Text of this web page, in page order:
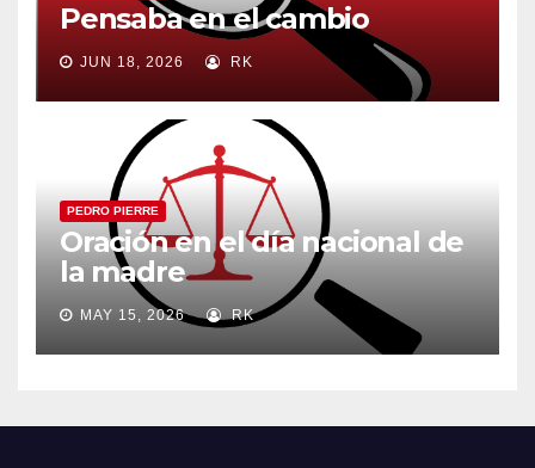
Pensaba en el cambio
JUN 18, 2026 RK
PEDRO PIERRE
Oración en el día nacional de
la madre
MAY 15, 2026 RK